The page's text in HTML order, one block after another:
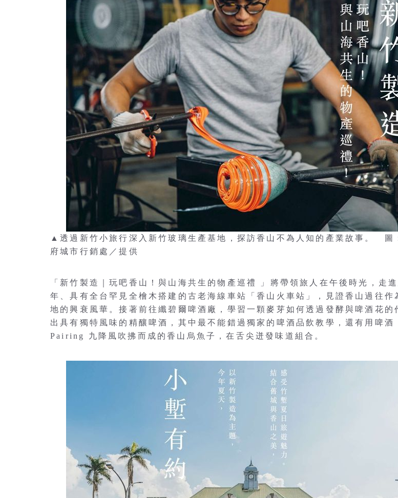
▲透過新竹小旅行深入新竹玻璃生產基地，探訪香山不為人知的產業故事。 圖
府城市行銷處／提供
「新竹製造｜玩吧香山！與山海共生的物產巡禮 」將帶領旅人在午後時光，走
年、具有全台罕見全檜木搭建的古老海線車站「香山火車站」，見證香山過往作
地的興衰風華。接著前往纖碧爾啤酒廠，學習一顆麥芽如何透過發酵與啤酒花的
出具有獨特風味的精釀啤酒，其中最不能錯過獨家的啤酒品飲教學，還有用啤酒
Pairing 九降風吹拂而成的香山烏魚子，在舌尖迸發味道組合。